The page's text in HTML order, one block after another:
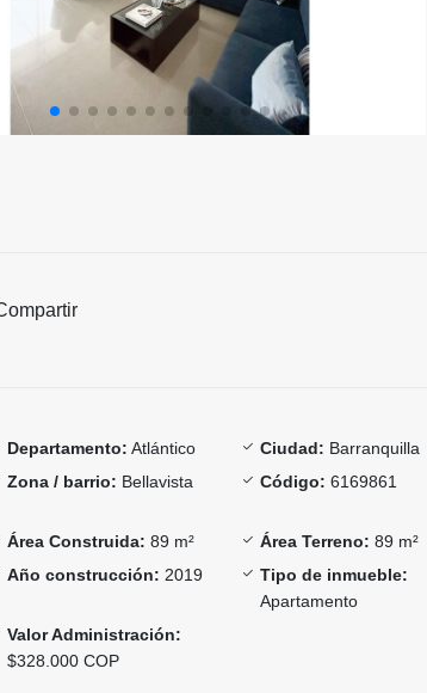
Departamento: Atlántico Ciudad: Barranquilla
Zona / barrio: Bellavista Código: 6169861
Área Construida: 89 m² Área Terreno: 89 m²
Año construcción: 2019
Tipo de inmueble:
Apartamento
Valor Administración:
$328.000 COP